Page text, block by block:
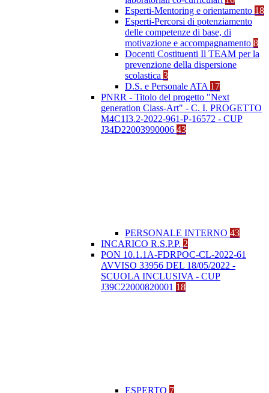
Esperti-Mentoring e orientamento 18
Esperti-Percorsi di potenziamento
delle competenze di base, di
motivazione e accompagnamento 8
Docenti Costituenti Il TEAM per la
prevenzione della dispersione
scolastica 3
D.S. e Personale ATA 17
PNRR - Titolo del progetto "Next
generation Class-Art" - C. I. PROGETTO
M4C1I3.2-2022-961-P-16572 - CUP
J34D22003990006 43
PERSONALE INTERNO 43
INCARICO R.S.P.P. 2
PON 10.1.1A-FDRPOC-CL-2022-61
AVVISO 33956 DEL 18/05/2022 -
SCUOLA INCLUSIVA - CUP
J39C22000820001 18
ESPERTO 7